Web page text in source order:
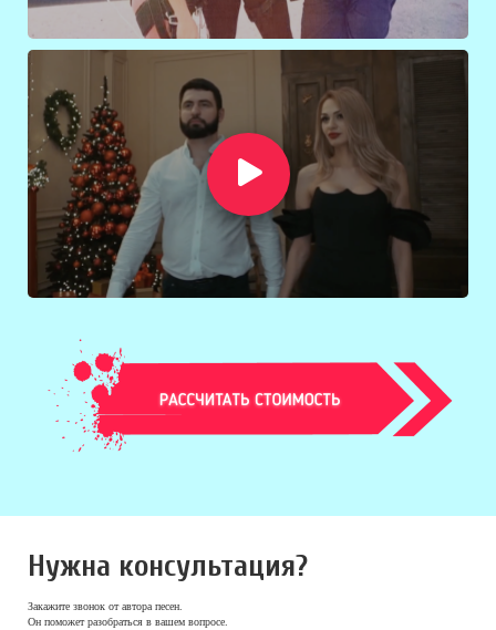
Нужна консультация?
Закажите звонок от автора песен.
Он поможет разобраться в вашем вопросе.